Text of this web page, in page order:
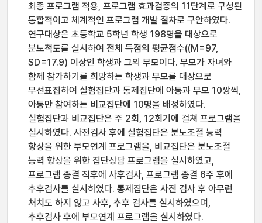
최종 프로그램 적용, 프로그램 효과검증의 11단계로 구성된
통합적이고 체계적인 프로그램 개발 절차로 구안하였다.
연구대상은 초등학교 5학년 학생 198명을 대상으로
분노척도를 실시하여 전체 득점의 평균점수((M=97,
SD=17.9) 이상인 학생과 그의 부모이다. 부모가 자녀와
함께 참가하기를 희망하는 학생과 부모를 대상으로
무선표집하여 실험집단과 통제집단에 아동과 부모 10쌍씩,
아동만 참여하는 비교집단에 10명을 배정하였다.
실험집단과 비교집단은 주 2회, 12회기에 걸쳐 프로그램을
실시하였다. 사전검사 후에 실험집단은 분노조절 능력
향상을 위한 부모연계 프로그램을, 비교집단은 분노조절
능력 향상을 위한 집단상담 프로그램을 실시하였고,
프로그램 종결 직후에 사후검사, 프로그램 종결 6주 후에
추후검사를 실시하였다. 통제집단은 사전 검사 후 아무런
처치도 하지 않고 사후, 추후 검사를 실시하였으며,
추후검사 후에 부모연계 프로그램을 실시하였다.